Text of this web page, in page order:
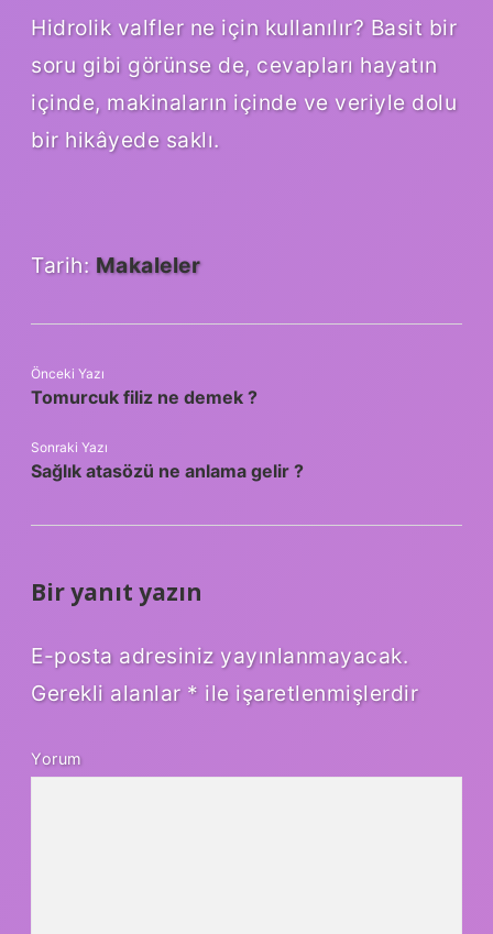
Hidrolik valfler ne için kullanılır? Basit bir
soru gibi görünse de, cevapları hayatın
içinde, makinaların içinde ve veriyle dolu
bir hikâyede saklı.
Tarih: Makaleler
Önceki Yazı
Tomurcuk filiz ne demek ?
Sonraki Yazı
Sağlık atasözü ne anlama gelir ?
Bir yanıt yazın
E-posta adresiniz yayınlanmayacak.
Gerekli alanlar * ile işaretlenmişlerdir
Yorum